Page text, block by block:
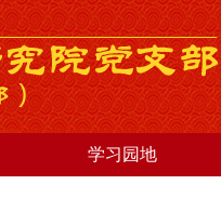
学习园地